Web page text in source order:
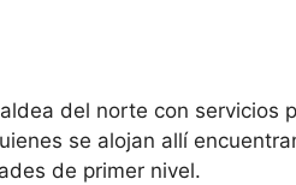
del norte con servicios
se alojan allí
de primer nivel.